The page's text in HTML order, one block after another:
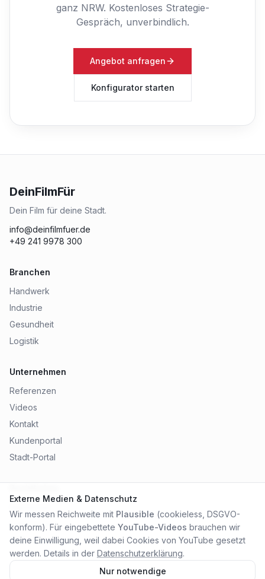
ganz NRW. Kostenloses Strategie-
Gespräch, unverbindlich.
Angebot anfragen
Konfigurator starten
DeinFilmFür
Dein Film für deine Stadt.
info@deinfilmfuer.de
+49 241 9978 300
Branchen
Handwerk
Industrie
Gesundheit
Logistik
Unternehmen
Referenzen
Videos
Kontakt
Kundenportal
Stadt-Portal
Datenschutz
AGB
Externe Medien & Datenschutz
Wir messen Reichweite mit Plausible (cookieless, DSGVO-
konform). Für eingebettete YouTube-Videos brauchen wir
deine Einwilligung, weil dabei Cookies von YouTube gesetzt
werden. Details in der Datenschutzerklärung.
Nur notwendige